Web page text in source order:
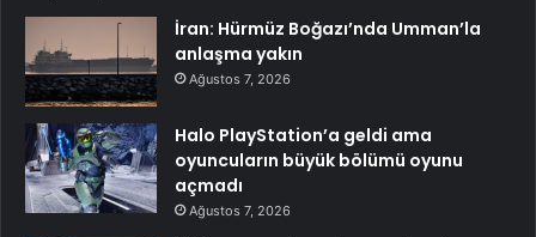
İran: Hürmüz Boğazı’nda Umman’la
anlaşma yakın
Ağustos 7, 2026
Halo PlayStation’a geldi ama
oyuncuların büyük bölümü oyunu
açmadı
Ağustos 7, 2026